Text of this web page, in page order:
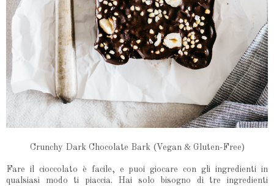
Crunchy Dark Chocolate Bark (Vegan & Gluten-Free)
Fare il cioccolato è facile, e puoi giocare con gli ingredienti in
qualsiasi modo ti piaccia. Hai solo bisogno di tre ingredienti